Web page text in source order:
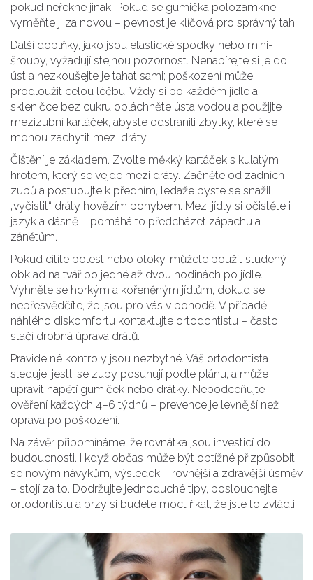
pokud neřekne jinak. Pokud se gumička polozamkne,
vyměňte ji za novou – pevnost je klíčová pro správný tah.
Další doplňky, jako jsou elastické spodky nebo mini-
šrouby, vyžadují stejnou pozornost. Nenabírejte si je do
úst a nezkoušejte je tahat sami; poškození může
prodloužit celou léčbu. Vždy si po každém jídle a
skleničce bez cukru opláchněte ústa vodou a použijte
mezizubní kartáček, abyste odstranili zbytky, které se
mohou zachytit mezi dráty.
Čištění je základem. Zvolte měkký kartáček s kulatým
hrotem, který se vejde mezi dráty. Začněte od zadních
zubů a postupujte k předním, ledaže byste se snažili
„vyčistit“ dráty hovězím pohybem. Mezi jídly si očistěte i
jazyk a dásně – pomáhá to předcházet zápachu a
zánětům.
Pokud cítíte bolest nebo otoky, můžete použít studený
obklad na tvář po jedné až dvou hodinách po jídle.
Vyhněte se horkým a kořeněným jídlům, dokud se
nepřesvědčíte, že jsou pro vás v pohodě. V případě
náhlého diskomfortu kontaktujte ortodontistu – často
stačí drobná úprava drátů.
Pravidelné kontroly jsou nezbytné. Váš ortodontista
sleduje, jestli se zuby posunují podle plánu, a může
upravit napětí gumiček nebo drátky. Nepodceňujte
ověření každých 4–6 týdnů – prevence je levnější než
oprava po poškození.
Na závěr připomínáme, že rovnátka jsou investicí do
budoucnosti. I když občas může být obtížné přizpůsobit
se novým návykům, výsledek – rovnější a zdravější úsměv
– stojí za to. Dodržujte jednoduché tipy, poslouchejte
ortodontistu a brzy si budete moct říkat, že jste to zvládli.